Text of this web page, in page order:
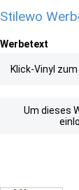
Stilewo
Werbetext
Klick-Vinyl
Um dieses